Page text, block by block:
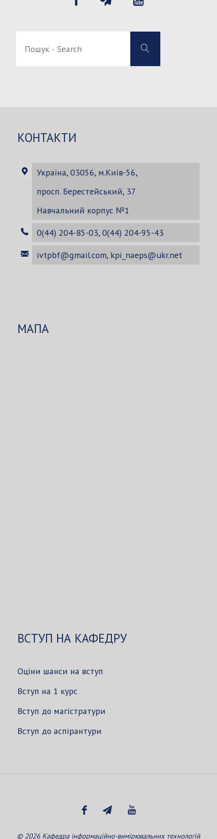
Search
Пошук
Search
КОНТАКТИ
Україна, 03056, м.Київ-56,
просп. Берестейський, 37
Навчальний корпус №1
0(44) 204-85-03, 0(44) 204-95-43
ivtpbf@gmail.com, kpi_naeps@ukr.net
МАПА
ВСТУП НА КАФЕДРУ
Оціни шанси на вступ
Вступ на 1 курс
Вступ до магістратури
Вступ до аспірантури
© 2026 Кафедра інформаційно-вимірювальних технологій